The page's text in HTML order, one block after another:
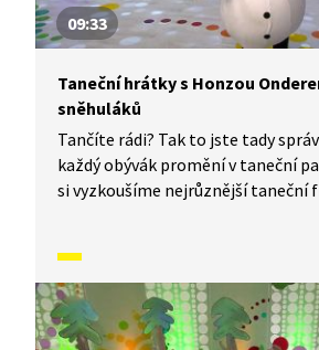
09:33
Taneční hrátky s Honzou
sněhuláků
Tančíte rádi? Tak to jste tady
každý obývák promění v taneční
si vyzkoušíme nejrůznější taneční
vás inspirovali a udělali z vás krále
každého tanečního parketu.
jak to vypadá, když se tančí tanec